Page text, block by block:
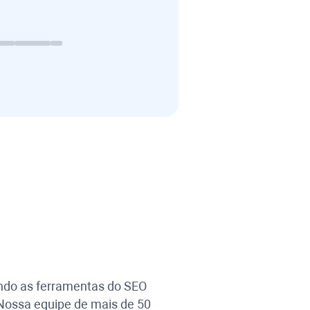
as ferramentas do SEO
equipe de mais de 50